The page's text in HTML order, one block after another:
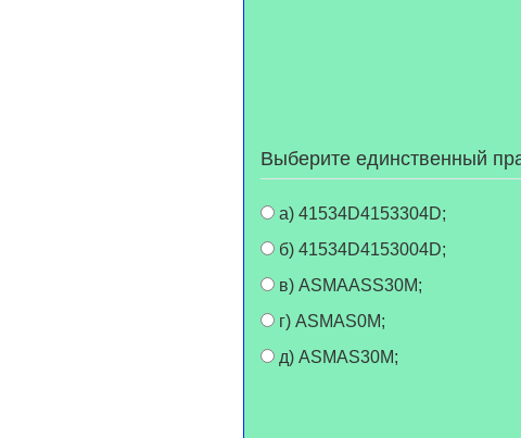
Выберите единственный
а) 41534D4153304D;
б) 41534D4153004D;
в) ASMAASS30M;
г) ASMAS0M;
д) ASMAS30M;